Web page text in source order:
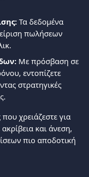
Τα δεδομένα
πωλήσεων
Με πρόσβαση σε
εντοπίζετε
στρατηγικές
χρειάζεστε για
και άνεση,
πιο αποδοτική